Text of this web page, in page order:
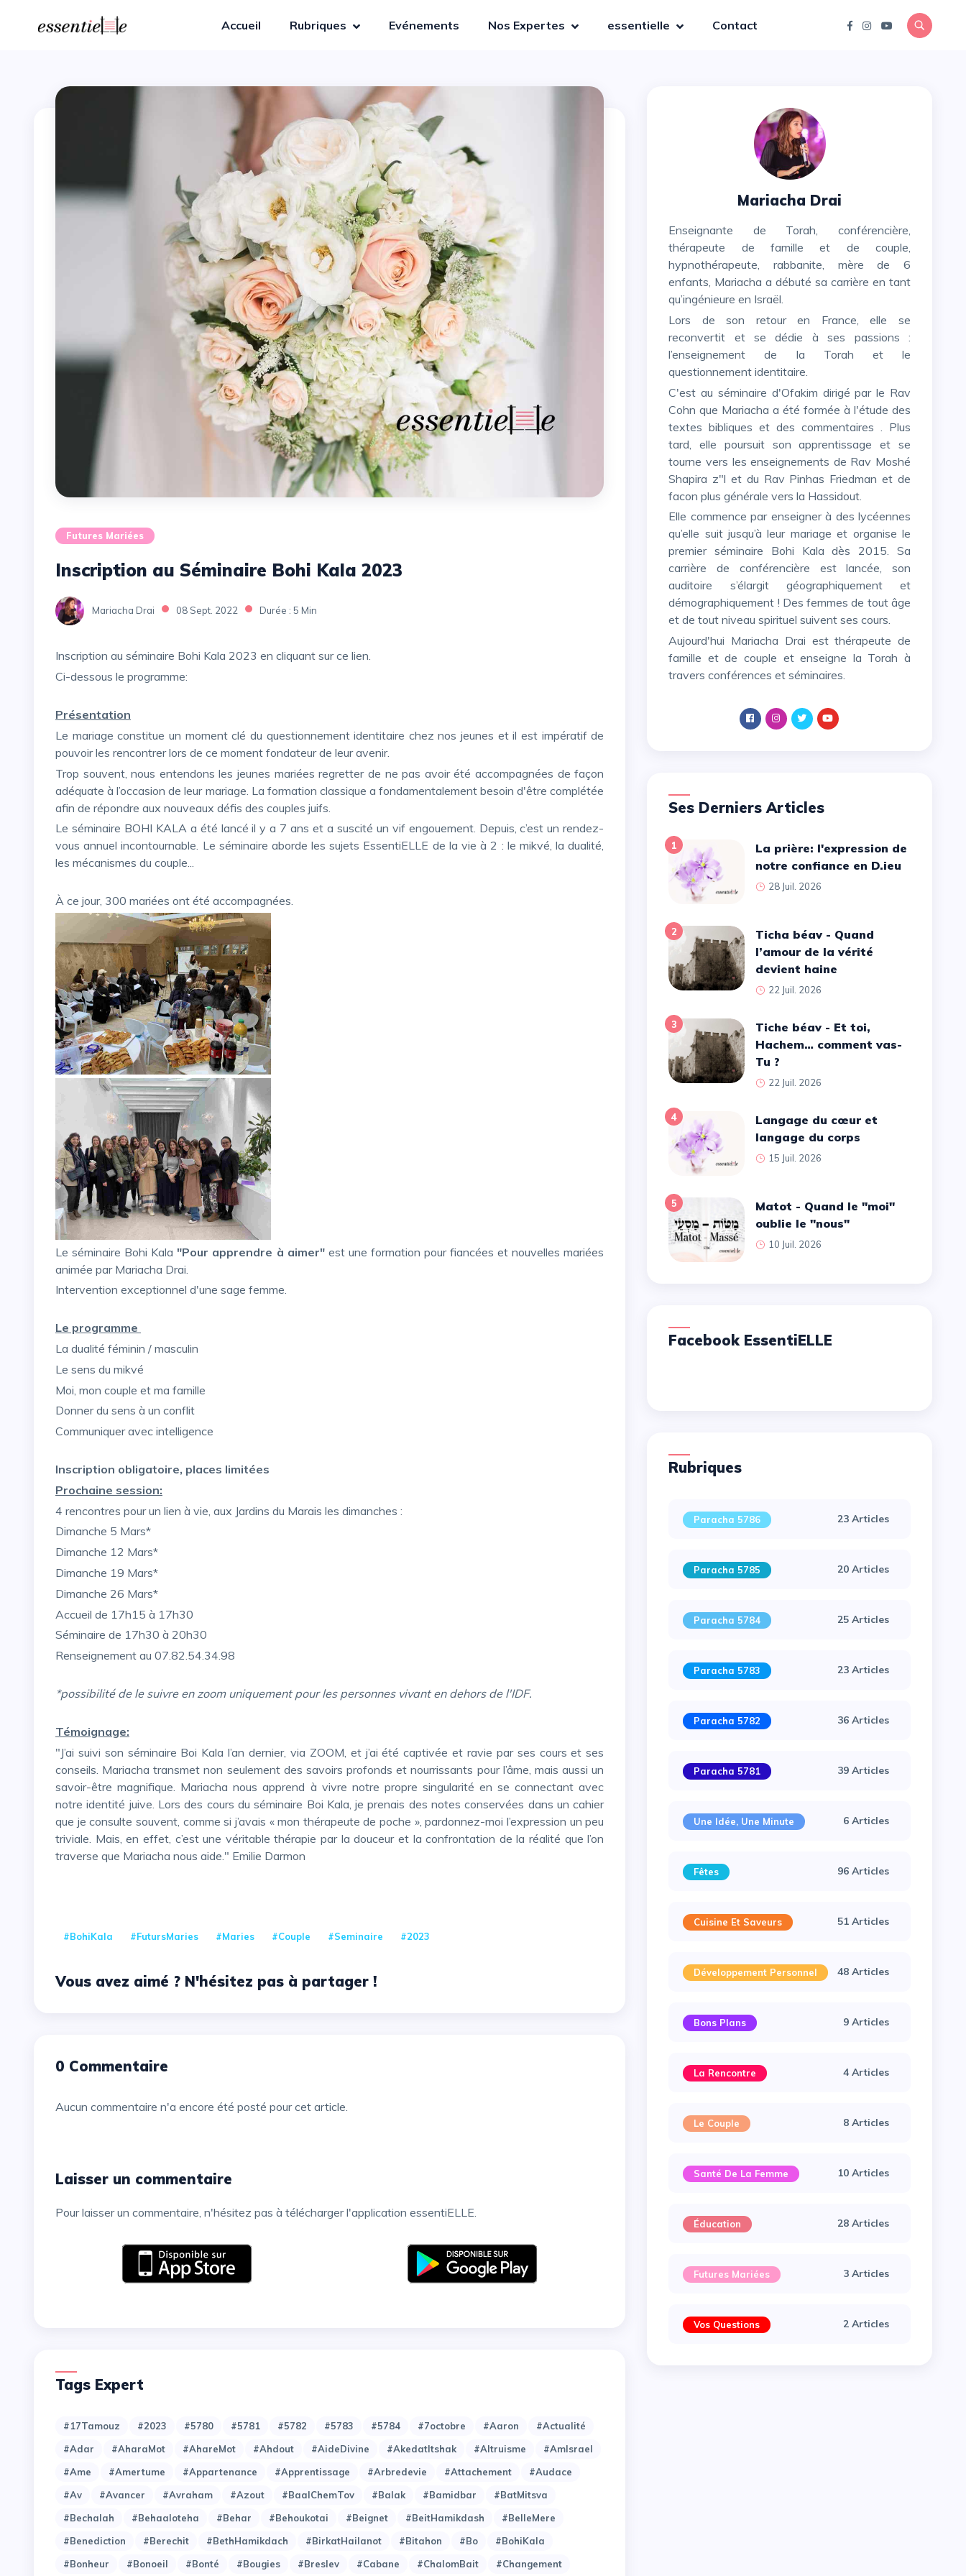
Accueil Rubriques Evénements Nos Expertes essentielle Contact
Futures Mariées
Inscription au Séminaire Bohi Kala 2023
Mariacha Drai 08 Sept. 2022 Durée : 5 Min
Inscription au séminaire Bohi Kala 2023 en cliquant surce lien.
Ci-dessous le programme:
Présentation
Le mariage constitue un moment clé du questionnement identitaire chez nos jeunes et il est impératif de
pouvoir les rencontrer lors de ce moment fondateur de leur avenir.
Trop souvent, nous entendons les jeunes mariées regretter de ne pas avoir été accompagnées de façon
adéquate à l’occasion de leur mariage. La formation classique a fondamentalement besoin d'être complétée
afin de répondre aux nouveaux défis des couples juifs.
Le séminaire BOHI KALA a été lancé il y a 7 ans et a suscité un vif engouement. Depuis, c’est un rendez-
vous annuel incontournable. Le séminaire aborde les sujets EssentiELLE de la vie à 2 : le mikvé, la dualité,
les mécanismes du couple...
À ce jour, 300 mariées ont été accompagnées.
Le séminaire Bohi Kala"Pour apprendre à aimer" est une formation pour fiancées et nouvelles mariées
animée par Mariacha Drai.
Intervention exceptionnel d'une sage femme.
Le programme
La dualité féminin / masculin
Le sens du mikvé
Moi, mon couple et ma famille
Donner du sens à un conflit
Communiquer avec intelligence
Inscription obligatoire, places limitées
Prochaine session:
4 rencontres pour un lien à vie, aux Jardins du Marais les dimanches :
dimanche 5 Mars*
dimanche 12 Mars*
dimanche 19 Mars*
dimanche 26 Mars*
Accueil de 17h15 à 17h30
Séminaire de 17h30 à 20h30
Renseignement au 07.82.54.34.98
*possibilité de le suivre en zoom uniquement pour les personnes vivant en dehors de l'IDF.
Témoignage:
"J’ai suivi son séminaire Boi Kala l’an dernier, via ZOOM, et j’ai été captivée et ravie par ses cours et ses
conseils. Mariacha transmet non seulement des savoirs profonds et nourrissants pour l’âme, mais aussi un
savoir-être magnifique. Mariacha nous apprend à vivre notre propre singularité en se connectant avec
notre identité juive. Lors des cours du séminaire Boi Kala, je prenais des notes conservées dans un cahier
que je consulte souvent, comme si j’avais « mon thérapeute de poche », pardonnez-moi l’expression un peu
triviale. Mais, en effet, c’est une véritable thérapie par la douceur et la confrontation de la réalité que l’on
traverse que Mariacha nous aide." Emilie Darmon
#BohiKala #FutursMaries #Maries #Couple #Seminaire #2023
Vous avez aimé ? N'hésitez pas à partager !
0 Commentaire
Aucun commentaire n'a encore été posté pour cet article.
Laisser un commentaire
Pour laisser un commentaire, n'hésitez pas à télécharger l'application essentiELLE.
Tags Expert
#17Tamouz #2023 #5780 #5781 #5782 #5783 #5784 #7octobre #Aaron
#Actualité
#Adar
#AharaMot #AhareMot #Ahdout #AideDivine #AkedatItshak #Altruisme
#AmIsrael
#Ame
#Amertume #Appartenance #Apprentissage #Arbredevie #Attachement
#Audace
#Av
#Avancer #Avraham #Azout #BaalChemTov #Balak #Bamidbar
#BatMitsva
#Bechalah
#Behaaloteha #Behar #Behoukotai #Beignet #BeitHamikdash
#BelleMere
#Benediction
#Berechit #BethHamikdach #BirkatHailanot #Bitahon #Bo
#BohiKala
#Bonheur
#Bonoeil #Bonté #Bougies #Breslev #Cabane #ChalomBait #Changement
Mariacha Drai
Enseignante de Torah, conférencière,
thérapeute de famille et de couple,
hypnothérapeute, rabbanite, mère de 6
enfants, Mariacha a débuté sa carrière en tant
qu’ingénieure en Israël.
Lors de son retour en France, elle se
reconvertit et se dédie à ses passions :
l’enseignement de la Torah et le
questionnement identitaire.
C'est au séminaire d'Ofakim dirigé par le Rav
Cohn que Mariacha a été formée à l'étude des
textes bibliques et des commentaires . Plus
tard, elle poursuit son apprentissage et se
tourne vers les enseignements de Rav Moshé
Shapira z"l et du Rav Pinhas Friedman et de
facon plus générale vers la Hassidout.
Elle commence par enseigner à des lycéennes
qu’elle suit jusqu’à leur mariage et organise le
premier séminaire Bohi Kala dès 2015. Sa
carrière de conférencière est lancée, son
auditoire s’élargit géographiquement et
démographiquement ! Des femmes de tout âge
et de tout niveau spirituel suivent ses cours.
Aujourd'hui Mariacha Drai est thérapeute de
famille et de couple et enseigne la Torah à
travers conférences et séminaires.
Ses Derniers Articles
1
La prière: l'expression de
notre confiance en D.ieu
28 Juil. 2026
2
Ticha béav - Quand
l’amour de la vérité
devient haine
22 Juil. 2026
3
Tiche béav - Et toi,
Hachem… comment vas-
Tu ?
22 Juil. 2026
4
Langage du cœur et
langage du corps
15 Juil. 2026
5
Matot - Quand le ''moi''
oublie le ''nous''
10 Juil. 2026
Facebook EssentiELLE
Rubriques
Paracha 5786 23 Articles
Paracha 5785 20 Articles
Paracha 5784 25 Articles
Paracha 5783 23 Articles
Paracha 5782 36 Articles
Paracha 5781 39 Articles
Une Idée, Une Minute 6 Articles
Fêtes 96 Articles
Cuisine Et Saveurs 51 Articles
Développement Personnel 48 Articles
Bons Plans 9 Articles
La Rencontre 4 Articles
Le Couple 8 Articles
Santé De La Femme 10 Articles
Éducation 28 Articles
Futures Mariées 3 Articles
Vos Questions 2 Articles